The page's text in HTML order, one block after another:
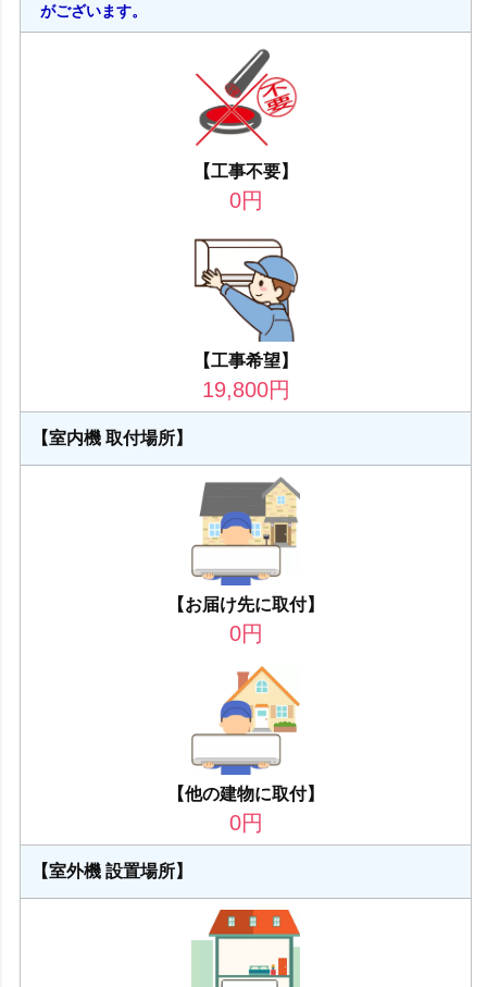
がございます。
【工事不要】
0円
【工事希望】
19,800円
【室内機 取付場所】
【お届け先に取付】
0円
【他の建物に取付】
0円
【室外機 設置場所】